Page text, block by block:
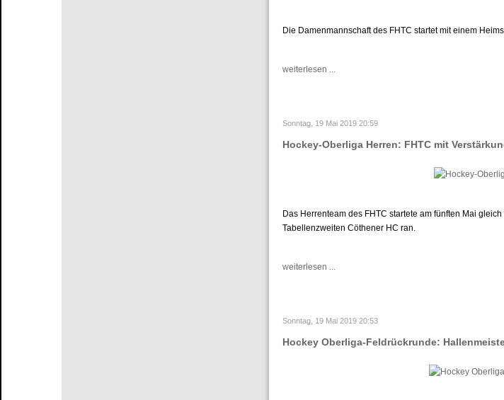
Die Damenmannschaft des FHTC startet mit einem
weiterlesen ...
Sonntag, 19 Mai 2019 20:59
Hockey-Oberliga Herren: FHTC mit
Das Herrenteam des FHTC startete am fünften Mai
Tabellenzweiten Cöthener HC ran.
weiterlesen ...
Sonntag, 19 Mai 2019 20:53
Hockey Oberliga-Feldrückrunde: